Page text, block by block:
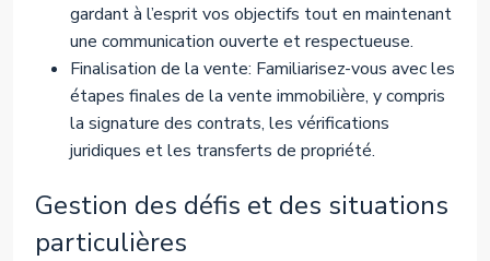
gardant à l’esprit vos objectifs tout en maintenant
une communication ouverte et respectueuse.
Finalisation de la vente: Familiarisez-vous avec les
étapes finales de la vente immobilière, y compris
la signature des contrats, les vérifications
juridiques et les transferts de propriété.
Gestion des défis et des situations
particulières